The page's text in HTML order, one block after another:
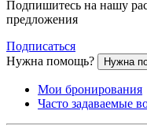
Подпишитесь на нашу
предложения
Подписаться
Нужна помощь?
Нужна
Мои бронирования
Часто задаваемые